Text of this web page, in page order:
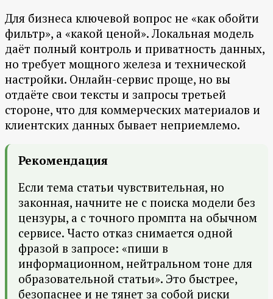
Для бизнеса ключевой вопрос не «как обойти
фильтр», а «какой ценой». Локальная модель
даёт полный контроль и приватность данных,
но требует мощного железа и технической
настройки. Онлайн-сервис проще, но вы
отдаёте свои тексты и запросы третьей
стороне, что для коммерческих материалов и
клиентских данных бывает неприемлемо.
Рекомендация
Если тема статьи чувствительная, но
законная, начните не с поиска модели без
цензуры, а с точного промпта на обычном
сервисе. Часто отказ снимается одной
фразой в запросе: «пиши в
информационном, нейтральном тоне для
образовательной статьи». Это быстрее,
безопаснее и не тянет за собой риски